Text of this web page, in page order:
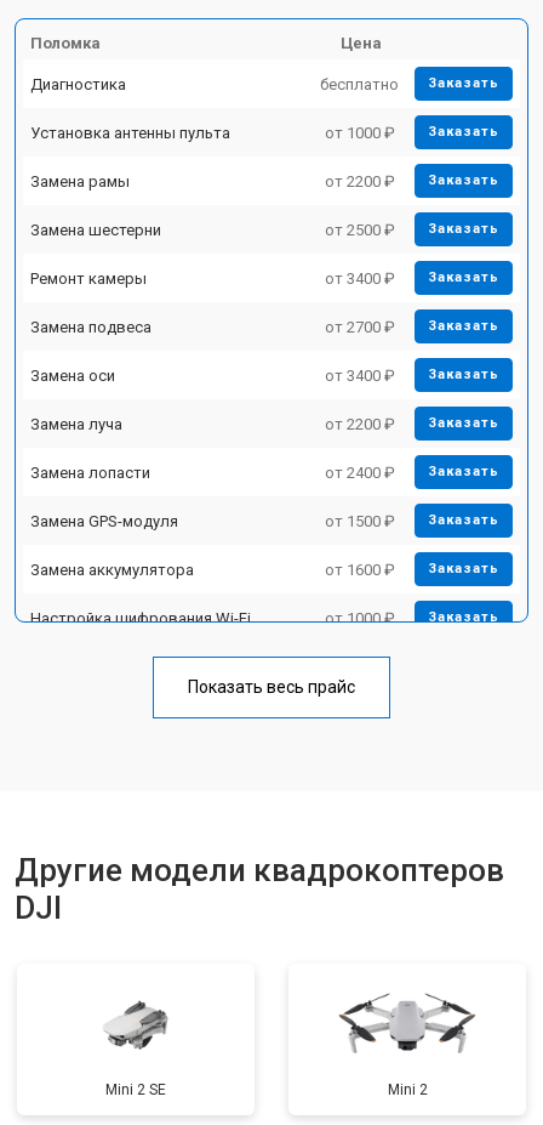
Поломка Цена
Диагностика бесплатно Заказать
Установка антенны пульта от 1000 ₽ Заказать
Замена рамы от 2200 ₽ Заказать
Замена шестерни от 2500 ₽ Заказать
Ремонт камеры от 3400 ₽ Заказать
Замена подвеса от 2700 ₽ Заказать
Замена оси от 3400 ₽ Заказать
Замена луча от 2200 ₽ Заказать
Замена лопасти от 2400 ₽ Заказать
Замена GPS-модуля от 1500 ₽ Заказать
Замена аккумулятора от 1600 ₽ Заказать
Настройка шифрования Wi-Fi от 1000 ₽ Заказать
Замена материнской платы от 2800 ₽
Показать весь прайс
Другие модели квадрокоптеров
DJI
Mini 2 SE Mini 2